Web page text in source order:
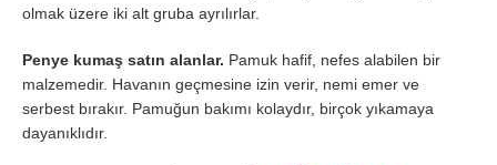
olmak üzere iki alt gruba ayrılırlar.
Penye kumaş satın alanlar. Pamuk hafif, nefes alabilen bir
malzemedir. Havanın geçmesine izin verir, nemi emer ve
serbest bırakır. Pamuğun bakımı kolaydır, birçok yıkamaya
dayanıklıdır.